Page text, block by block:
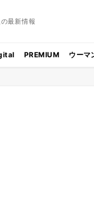
最新情報
PREMIUM ウーマ